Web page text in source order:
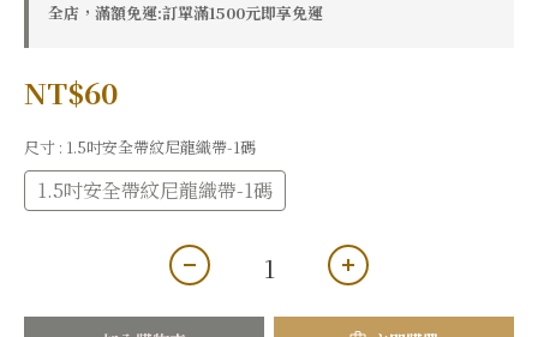
全店，滿額免運:訂單滿1500元即享免運
NT$60
尺寸 : 1.5吋安全帶紋尼龍織帶-1碼
1.5吋安全帶紋尼龍織帶-1碼